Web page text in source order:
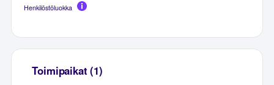
Henkilöstöluokka
Toimipaikat (1)